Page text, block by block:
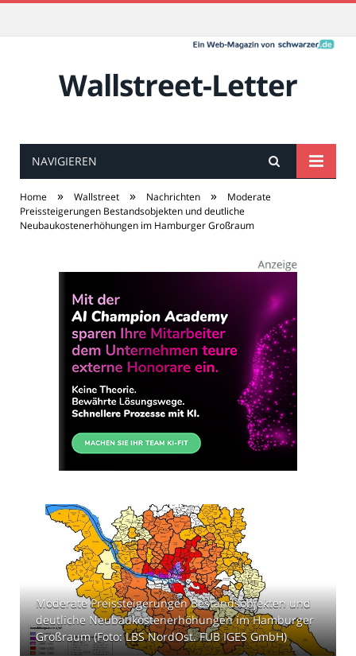
Wallstreet-Letter
NAVIGIEREN
Home » Wallstreet » Nachrichten »
Moderate
Preissteigerungen Bestandsobjekten und deutliche
Neubaukostenerhöhungen im Hamburger Großraum
Moderate Preissteigerungen Bestandsobjekten und
deutliche Neubaukostenerhöhungen im Hamburger
Großraum (Foto: LBS NordOst. FUB IGES GmbH)